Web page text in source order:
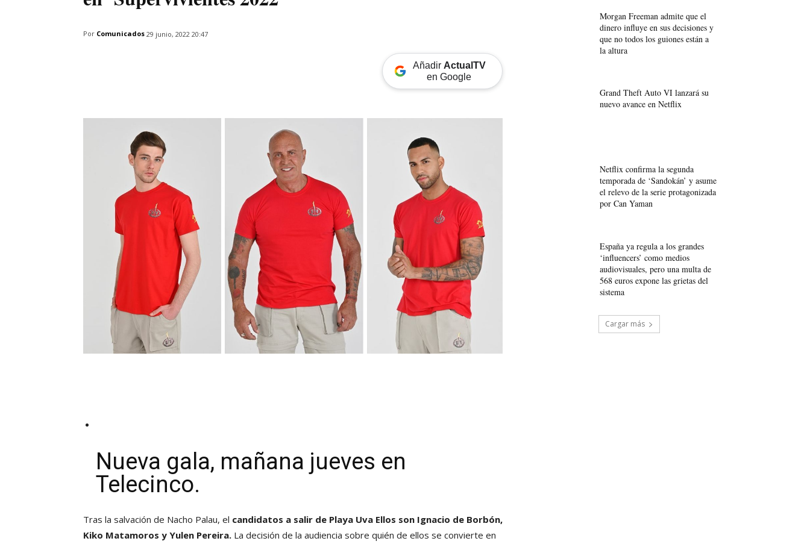
Por Comunicados 29 junio, 2022 20:47
Añadir ActualTV
en Google
Nueva gala, mañana jueves en
Telecinco.
Tras la salvación de Nacho Palau, el candidatos a salir de Playa Uva Ellos son Ignacio de Borbón,
Kiko Matamoros y Yulen Pereira. La decisión de la audiencia sobre quién de ellos se convierte en
Morgan Freeman admite que el
dinero influye en sus decisiones y
que no todos los guiones están a
la altura
Grand Theft Auto VI lanzará su
nuevo avance en Netflix
Netflix confirma la segunda
temporada de ‘Sandokán’ y asume
el relevo de la serie protagonizada
por Can Yaman
España ya regula a los grandes
‘influencers’ como medios
audiovisuales, pero una multa de
568 euros expone las grietas del
sistema
Cargar más